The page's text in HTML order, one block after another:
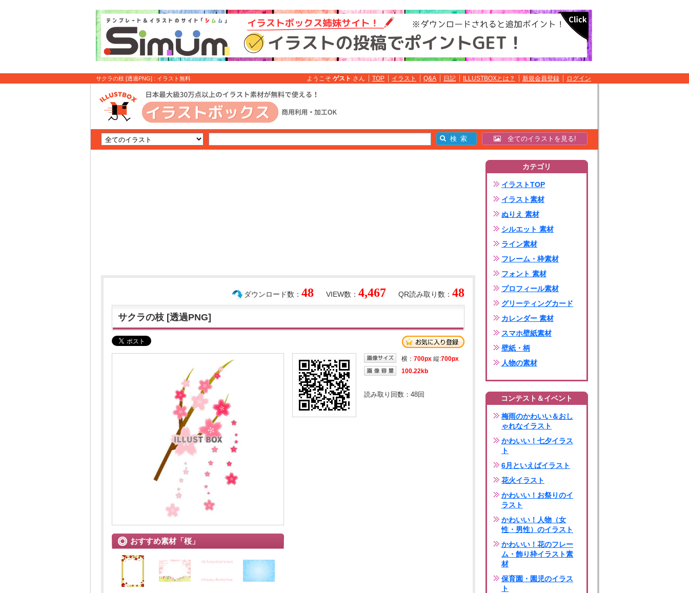
サクラの枝 [透過PNG] : イラスト無料 ようこそ ゲスト さん TOP イラスト Q&A 日記 ILLUSTBOXとは？ 新規会員登録 ログイン
全てのイラストを見る!
QR読み取り数： 48
VIEW数： 4,467
ダウンロード数： 48
サクラの枝 [透過PNG]
おすすめ素材「桜」
横： 700px 縦:700px
100.22kb
読み取り回数： 48回
カテゴリ
イラストTOP
イラスト素材
ぬりえ 素材
シルエット 素材
ライン素材
フレーム・枠素材
フォント 素材
プロフィール素材
グリーティングカード
カレンダー 素材
スマホ壁紙素材
壁紙・柄
人物の素材
コンテスト＆イベント
梅雨のかわいい＆おし
ゃれなイラスト
かわいい！七夕イラス
ト
6月といえばイラスト
花火イラスト
かわいい！お祭りのイ
ラスト
かわいい！人物（女
性・男性）のイラスト
かわいい！花のフレー
ム・飾り枠イラスト素
材
保育園・園児のイラス
ト